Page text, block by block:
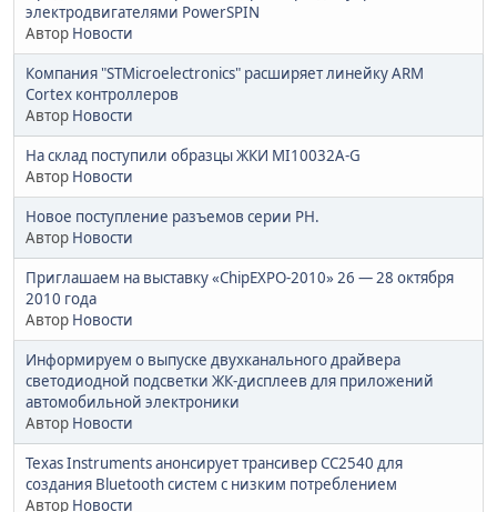
электродвигателями PowerSPIN
Автор Новости
Компания "STMicroelectronics" расширяет линейку ARM
Cortex контроллеров
Автор Новости
На склад поступили образцы ЖКИ MI10032A-G
Автор Новости
Новое поступление разъемов серии PH.
Автор Новости
Приглашаем на выставку «ChipEXPO-2010» 26 — 28 октября
2010 года
Автор Новости
Информируем о выпуске двухканального драйвера
светодиодной подсветки ЖК-дисплеев для приложений
автомобильной электроники
Автор Новости
Texas Instruments анонсирует трансивер СС2540 для
создания Bluetooth систем с низким потреблением
Автор Новости